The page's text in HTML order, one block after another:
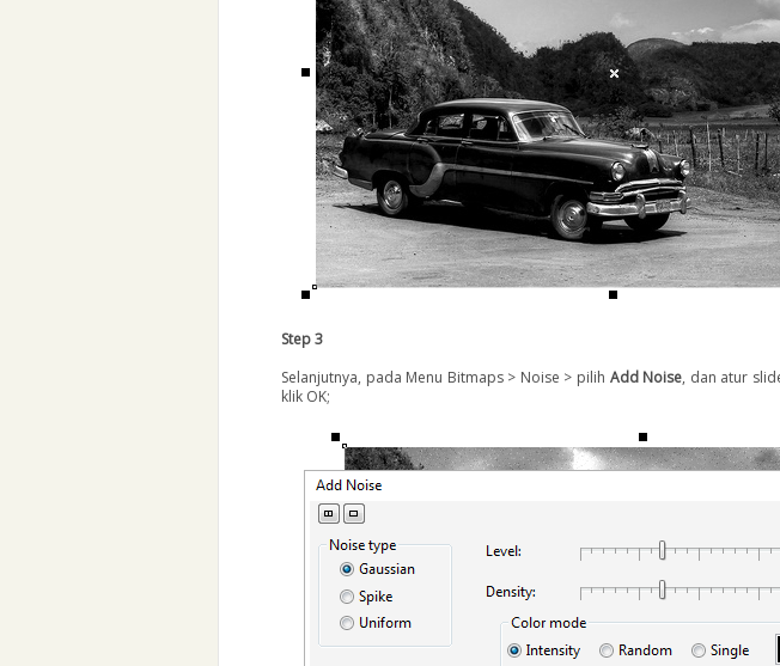
Step 3
Selanjutnya, pada Menu Bitmaps > Noise > pilih Add Noise, dan atur
klik OK;